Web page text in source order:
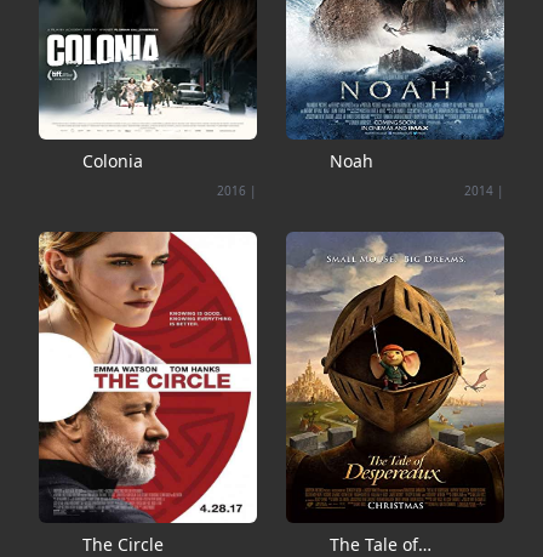
Noah
|
2014
Colonia
|
2016
The Tale of
The Circle